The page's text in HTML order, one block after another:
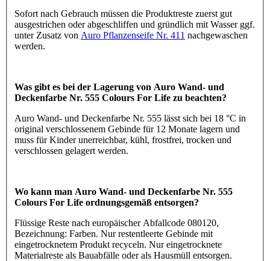
Sofort nach Gebrauch müssen die Produktreste zuerst gut
ausgestrichen oder abgeschliffen und gründlich mit Wasser ggf.
unter Zusatz von Auro Pflanzenseife Nr. 411 nachgewaschen
werden.
Was gibt es bei der Lagerung von Auro Wand- und
Deckenfarbe Nr. 555 Colours For Life zu beachten?
Auro Wand- und Deckenfarbe Nr. 555 lässt sich bei 18 °C in
original verschlossenem Gebinde für 12 Monate lagern und
muss für Kinder unerreichbar, kühl, frostfrei, trocken und
verschlossen gelagert werden.
Wo kann man Auro Wand- und Deckenfarbe Nr. 555
Colours For Life ordnungsgemäß entsorgen?
Flüssige Reste nach europäischer Abfallcode 080120,
Bezeichnung: Farben. Nur restentleerte Gebinde mit
eingetrocknetem Produkt recyceln. Nur eingetrocknete
Materialreste als Bauabfälle oder als Hausmüll entsorgen.